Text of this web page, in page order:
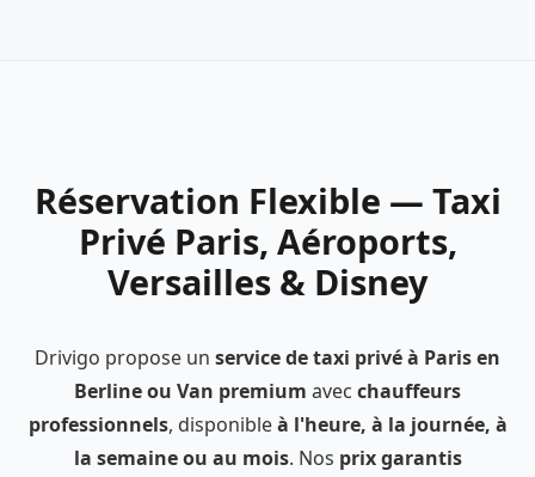
Réservation Flexible — Taxi
Privé Paris, Aéroports,
Versailles & Disney
Drivigo propose un service de taxi privé à Paris en
Berline ou Van premium avec chauffeurs
professionnels, disponibleà l'heure, à la journée, à
la semaine ou au mois. Nos prix garantis